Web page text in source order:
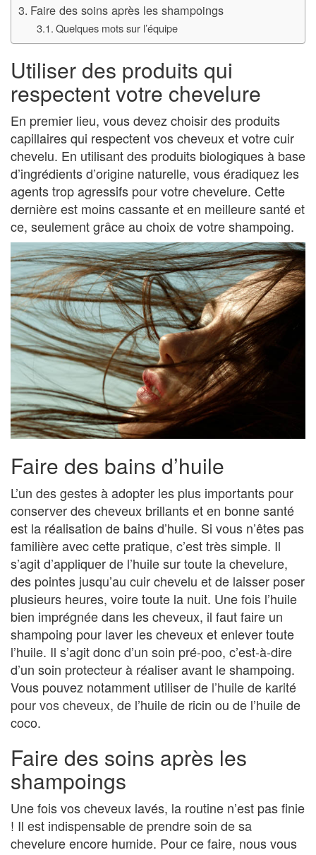
Faire des soins après les shampoings
Quelques mots sur l’équipe
Utiliser des produits qui
respectent votre chevelure
En premier lieu, vous devez choisir des produits
capillaires qui respectent vos cheveux et votre cuir
chevelu. En utilisant des produits biologiques à base
d’ingrédients d’origine naturelle, vous éradiquez les
agents trop agressifs pour votre chevelure. Cette
dernière est moins cassante et en meilleure santé et
ce, seulement grâce au choix de votre shampoing.
Faire des bains d’huile
L’un des gestes à adopter les plus importants pour
conserver des cheveux brillants et en bonne santé
est la réalisation de bains d’huile. Si vous n’êtes pas
familière avec cette pratique, c’est très simple. Il
s’agit d’appliquer de l’huile sur toute la chevelure,
des pointes jusqu’au cuir chevelu et de laisser poser
plusieurs heures, voire toute la nuit. Une fois l’huile
bien imprégnée dans les cheveux, il faut faire un
shampoing pour laver les cheveux et enlever toute
l’huile. Il s’agit donc d’un soin pré-poo, c’est-à-dire
d’un soin protecteur à réaliser avant le shampoing.
Vous pouvez notamment utiliser de l’huile de karité
pour vos cheveux, de l’huile de ricin ou de l’huile de
coco.
Faire des soins après les
shampoings
Une fois vos cheveux lavés, la routine n’est pas finie
! Il est indispensable de prendre soin de sa
chevelure encore humide. Pour ce faire, nous vous